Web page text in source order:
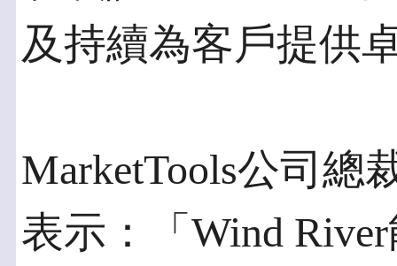
及持續為客戶提供
MarketTools公司總
表示：「Wind